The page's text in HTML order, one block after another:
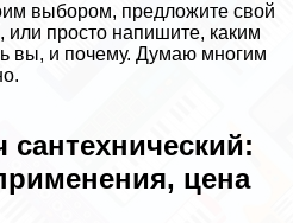
выбором, предложите свой
или просто напишите, каким
вы, и почему. Думаю многим
цена